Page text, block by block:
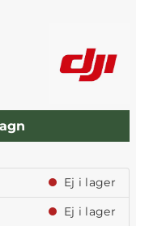
Ej i lager
Ej i lager